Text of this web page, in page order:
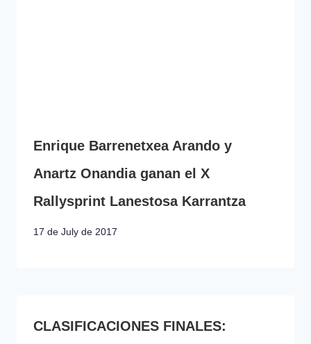
Enrique Barrenetxea Arando y
Anartz Onandia ganan el X
Rallysprint Lanestosa Karrantza
17 de July de 2017
CLASIFICACIONES FINALES: